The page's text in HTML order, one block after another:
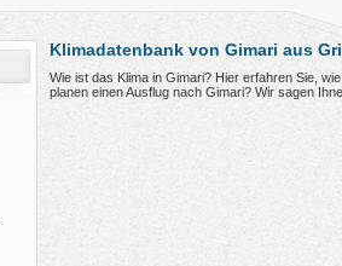
Klimadatenbank von Gimari aus
Wie ist das Klima in Gimari? Hier erfahren Sie,
planen einen Ausflug nach Gimari? Wir sagen